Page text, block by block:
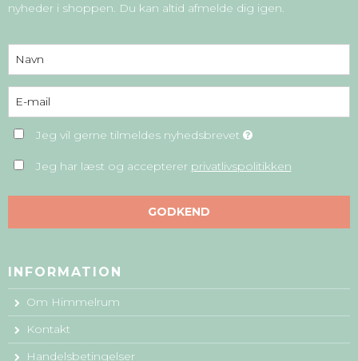
nyheder i shoppen. Du kan altid afmelde dig igen.
Jeg vil gerne tilmeldes nyhedsbrevet
Jeg har læst og accepterer privatlivspolitikken
GODKEND
INFORMATION
Om Himmelrum
Kontakt
Handelsbetingelser